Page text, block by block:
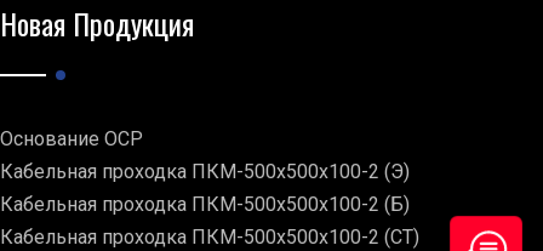
Новая Продукция
Основание ОСР
Кабельная проходка ПКМ-500х500х100-2 (Э)
Кабельная проходка ПКМ-500х500х100-2 (Б)
Кабельная проходка ПКМ-500х500х100-2 (СТ)